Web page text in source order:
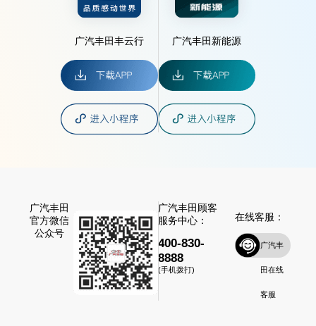
广汽丰田丰云行 广汽丰田新能源
广汽丰田
官方微信
公众号
广汽丰田顾客
服务中心：
400-830-
8888
(手机拨打)
在线客服：
广汽丰
田在线
客服